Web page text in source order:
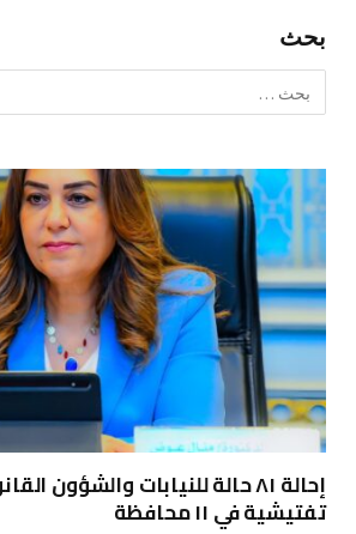
بحث
إحالة ٨١ حالة للنيابات والشؤون
تفتيشية في ١١ محافظة